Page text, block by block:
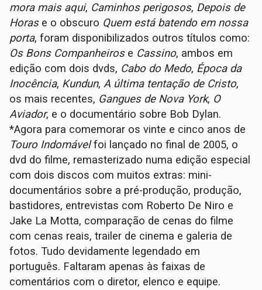
mora mais aqui, Caminhos perigosos, Depois de
Horase o obscuro Quem está batendo em nossa
porta, foram disponibilizados outros títulos como:
Os Bons Companheirose Cassino, ambos em
edição com dois dvds, Cabo do Medo, Época da
Inocência, Kundun,A última tentação de Cristo,
os mais recentes, Gangues de Nova York, O
Aviador, e o documentário sobre Bob Dylan.
*Agora para comemorar os vinte e cinco anos de
Touro Indomávelfoi lançado no final de 2005, o
dvd do filme, remasterizado numa edição especial
com dois discos com muitos extras: mini-
documentários sobre a pré-produção, produção,
bastidores, entrevistas com Roberto De Niro e
Jake La Motta, comparação de cenas do filme
com cenas reais, trailer de cinema e galeria de
fotos. Tudo devidamente legendado em
português. Faltaram apenas às faixas de
comentários com o diretor, elenco e equipe.